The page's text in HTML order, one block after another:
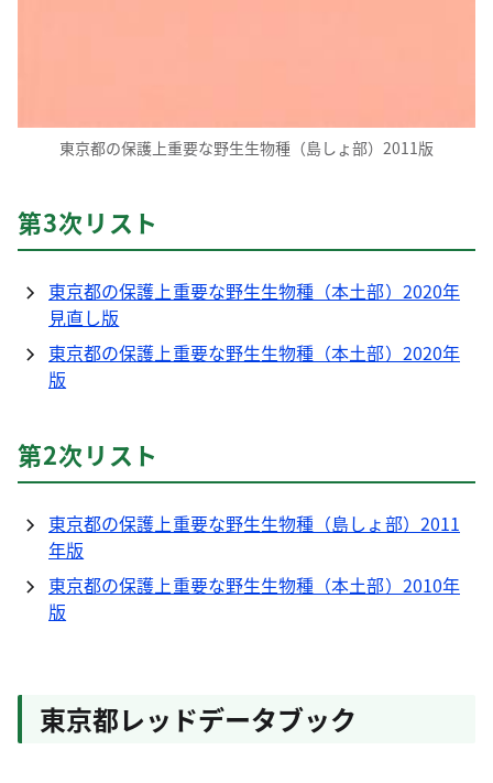
東京都の保護上重要な野生生物種（島しょ部）2011版
第3次リスト
東京都の保護上重要な野生生物種（本土部）2020年
見直し版
東京都の保護上重要な野生生物種（本土部）2020年
版
第2次リスト
東京都の保護上重要な野生生物種（島しょ部）2011
年版
東京都の保護上重要な野生生物種（本土部）2010年
版
東京都レッドデータブック